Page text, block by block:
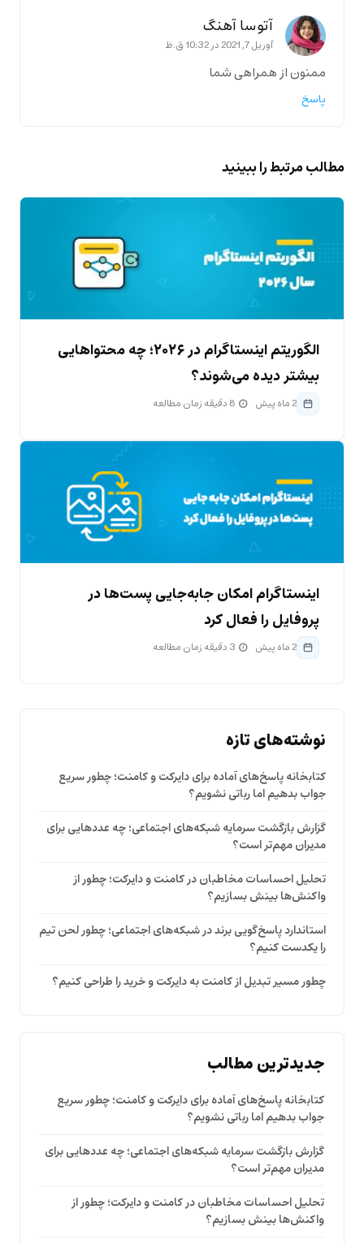
آتوسا آهنگ
آوریل 7, 2021 در 10:32 ق.ظ
ممنون از همراهی شما
پاسخ
مطالب مرتبط را ببینید
الگوریتم اینستاگرام در ۲۰۲۶؛ چه محتواهایی
بیشتر دیده می‌شوند؟
2 ماه پیش 8 دقیقه زمان مطالعه
اینستاگرام امکان جابه‌جایی پست‌ها در
پروفایل را فعال کرد
2 ماه پیش 3 دقیقه زمان مطالعه
نوشته‌های تازه
کتابخانه پاسخ‌های آماده برای دایرکت و کامنت؛ چطور سریع
جواب بدهیم اما رباتی نشویم؟
گزارش بازگشت سرمایه شبکه‌های اجتماعی؛ چه عددهایی برای
مدیران مهم‌تر است؟
تحلیل احساسات مخاطبان در کامنت و دایرکت؛ چطور از
واکنش‌ها بینش بسازیم؟
استاندارد پاسخ‌گویی برند در شبکه‌های اجتماعی؛ چطور لحن تیم
را یکدست کنیم؟
چطور مسیر تبدیل از کامنت به دایرکت و خرید را طراحی کنیم؟
جدیدترین مطالب
کتابخانه پاسخ‌های آماده برای دایرکت و کامنت؛ چطور سریع
جواب بدهیم اما رباتی نشویم؟
گزارش بازگشت سرمایه شبکه‌های اجتماعی؛ چه عددهایی برای
مدیران مهم‌تر است؟
تحلیل احساسات مخاطبان در کامنت و دایرکت؛ چطور از
واکنش‌ها بینش بسازیم؟